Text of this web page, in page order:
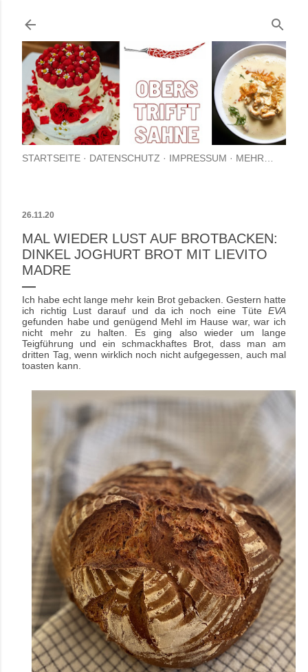
STARTSEITE DATENSCHUTZ IMPRESSUM MEHR…
26.11.20
MAL WIEDER LUST AUF BROTBACKEN:
DINKEL JOGHURT BROT MIT LIEVITO
MADRE
Ich habe echt lange mehr kein Brot gebacken. Gestern hatte
ich richtig Lust darauf und da ich noch eine Tüte EVA
gefunden habe und genügend Mehl im Hause war, war ich
nicht mehr zu halten. Es ging also wieder um lange
Teigführung und ein schmackhaftes Brot, dass man am
dritten Tag, wenn wirklich noch nicht aufgegessen, auch mal
toasten kann.